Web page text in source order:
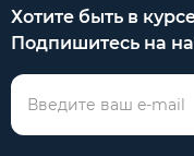
Хотите быть в
Подпишитесь на